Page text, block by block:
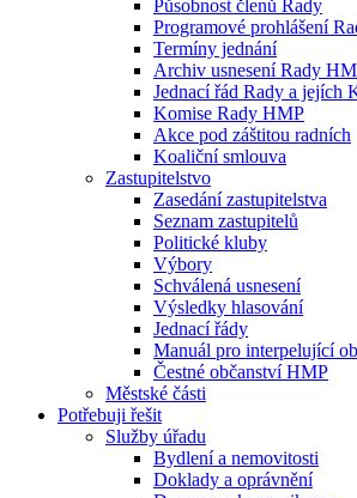
Působnost členů Rady
Programové prohlášení
Termíny jednání
Archiv usnesení Rady
Jednací řád Rady a jejích
Komise Rady HMP
Akce pod záštitou radních
Koaliční smlouva
Zastupitelstvo
Zasedání zastupitelstva
Seznam zastupitelů
Politické kluby
Výbory
Schválená usnesení
Výsledky hlasování
Jednací řády
Manuál pro interpelující
Čestné občanství HMP
Městské části
Potřebuji řešit
Služby úřadu
Bydlení a nemovitosti
Doklady a oprávnění